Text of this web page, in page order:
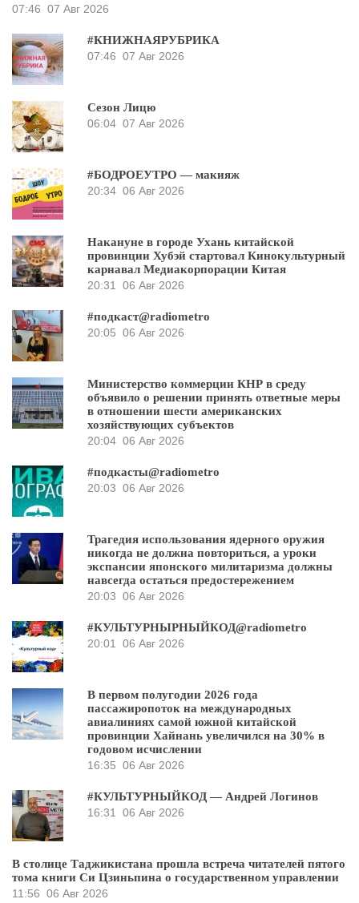
07:46 07 Авг 2026
#КНИЖНАЯРУБРИКА
07:46 07 Авг 2026
Сезон Лицю
06:04 07 Авг 2026
#БОДРОЕУТРО — макияж
20:34 06 Авг 2026
Накануне в городе Ухань китайской
провинции Хубэй стартовал Кинокультурный
карнавал Медиакорпорации Китая
20:31
06 Авг 2026
#подкаст@radiometro
20:05 06 Авг 2026
Министерство коммерции КНР в среду
объявило о решении принять ответные меры
в отношении шести американских
хозяйствующих субъектов
20:04 06 Авг 2026
#подкасты@radiometro
20:03 06 Авг 2026
Трагедия использования ядерного оружия
никогда не должна повториться, а уроки
экспансии японского милитаризма должны
навсегда остаться предостережением
20:03 06 Авг 2026
#КУЛЬТУРНЫРНЫЙКОД@radiometro
20:01
06 Авг 2026
В первом полугодии 2026 года
пассажиропоток на международных
авиалиниях самой южной китайской
провинции Хайнань увеличился на 30% в
годовом исчислении
16:35 06 Авг 2026
#КУЛЬТУРНЫЙКОД — Андрей Логинов
16:31
06 Авг 2026
В столице Таджикистана прошла встреча читателей пятого
тома книги Си Цзиньпина о государственном управлении
11:56 06 Авг 2026